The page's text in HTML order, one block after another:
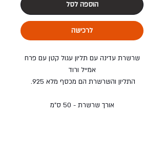
הוספה לסל
לרכישה
שרשרת עדינה עם תליון עגול קטן עם פרח
אמייל ורוד
התליון והשרשרת הם מכסף מלא 925.
אורך שרשרת - 50 ס"מ